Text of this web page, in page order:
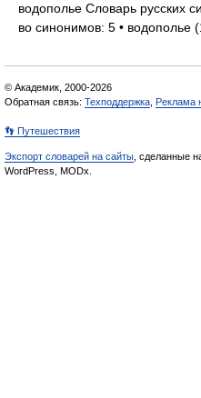
водополье Словарь русских
во синонимов: 5 • водополье
© Академик, 2000-2026
Обратная связь: Техподдержка Реклама
👣 Путешествия
Экспорт словарей на сайты , сделанные
WordPress, MODx.